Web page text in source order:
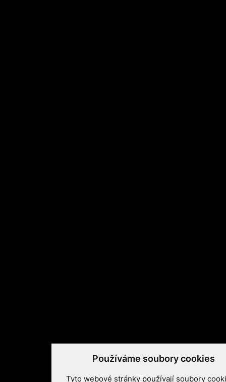
Používáme soubory cookies
Tyto webové stránky používají soubory